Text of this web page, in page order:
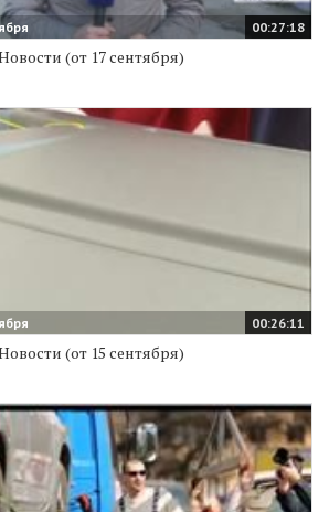
00:27:18
(от 17 сентября)
00:26:11
(от 15 сентября)